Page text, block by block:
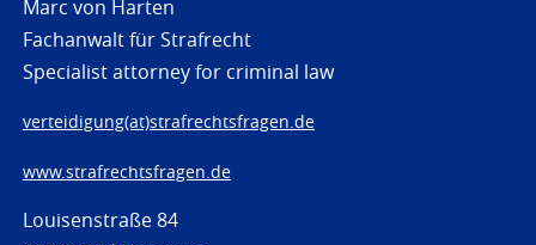
Marc von Harten
Fachanwalt für Strafrecht
Specialist attorney for criminal law
verteidigung(at)strafrechtsfragen.de
www.strafrechtsfragen.de
Louisenstraße 84